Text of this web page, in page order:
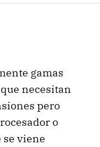
gamas
necesitan
pero
o
se viene